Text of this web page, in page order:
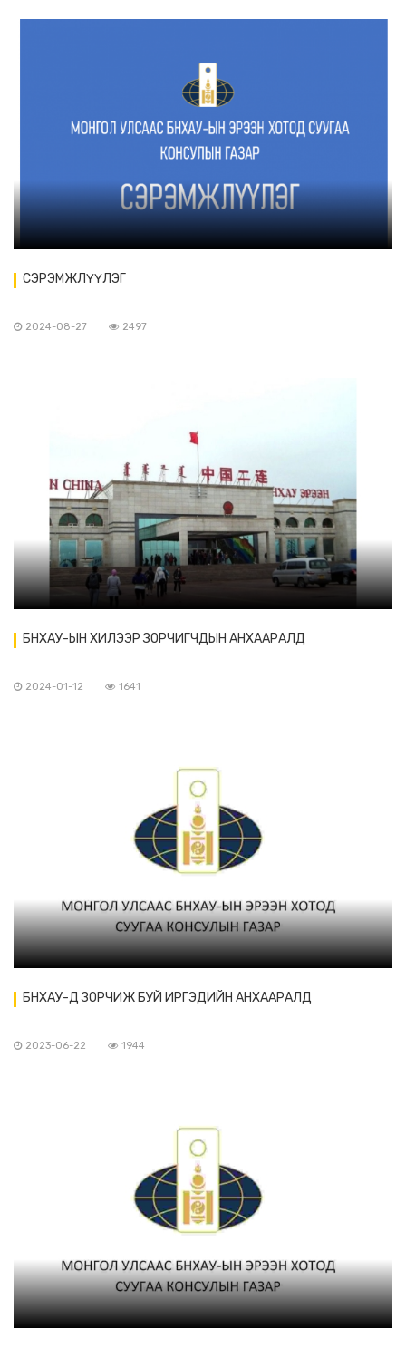
СЭРЭМЖЛҮҮЛЭГ
2024-08-27 2497
БНХАУ-ЫН ХИЛЭЭР ЗОРЧИГЧДЫН АНХААРАЛД
2024-01-12 1641
БНХАУ-Д ЗОРЧИЖ БУЙ ИРГЭДИЙН АНХААРАЛД
2023-06-22 1944